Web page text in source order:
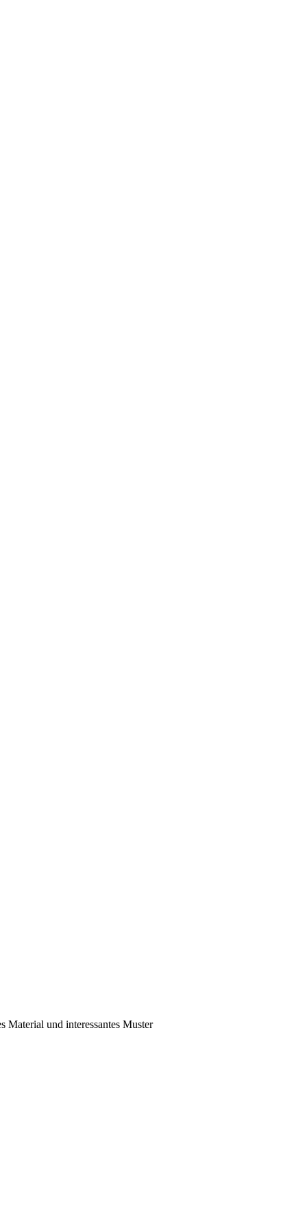
und interessantes Muster